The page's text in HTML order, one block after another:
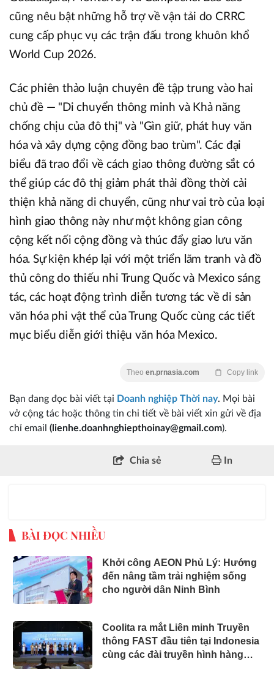
cũng nêu bật những hỗ trợ về vận tải do CRRC
cung cấp phục vụ các trận đấu trong khuôn khổ
World Cup 2026.
Các phiên thảo luận chuyên đề tập trung vào hai
chủ đề — "Di chuyển thông minh và Khả năng
chống chịu của đô thị" và "Gìn giữ, phát huy văn
hóa và xây dựng cộng đồng bao trùm". Các đại
biểu đã trao đổi về cách giao thông đường sắt có
thể giúp các đô thị giảm phát thải đồng thời cải
thiện khả năng di chuyển, cũng như vai trò của loại
hình giao thông này như một không gian công
cộng kết nối cộng đồng và thúc đẩy giao lưu văn
hóa. Sự kiện khép lại với một triển lãm tranh và đồ
thủ công do thiếu nhi Trung Quốc và Mexico sáng
tác, các hoạt động trình diễn tương tác về di sản
văn hóa phi vật thể của Trung Quốc cùng các tiết
mục biểu diễn giới thiệu văn hóa Mexico.
Theo en.prnasia.com Copy link
Bạn đang đọc bài viết tại Doanh nghiệp Thời nay. Mọi bài
vở cộng tác hoặc thông tin chi tiết về bài viết xin gửi về địa
chỉ email (lienhe.doanhnghiepthoinay@gmail.com).
Chia sẻ In
BÀI ĐỌC NHIỀU
Khởi công AEON Phủ Lý: Hướng
đến nâng tầm trải nghiệm sống
cho người dân Ninh Bình
Coolita ra mắt Liên minh Truyền
thông FAST đầu tiên tại Indonesia
cùng các đài truyền hình hàng